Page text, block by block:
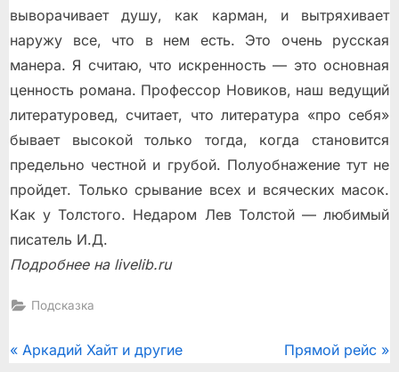
выворачивает душу, как карман, и вытряхивает
наружу все, что в нем есть. Это очень русская
манера. Я считаю, что искренность — это основная
ценность романа. Профессор Новиков, наш ведущий
литературовед, считает, что литература «про себя»
бывает высокой только тогда, когда становится
предельно честной и грубой. Полуобнажение тут не
пройдет. Только срывание всех и всяческих масок.
Как у Толстого. Недаром Лев Толстой — любимый
писатель И.Д.
Подробнее на livelib.ru
Подсказка
Post
P
Аркадий Хайт и другие
N
Прямой рейс